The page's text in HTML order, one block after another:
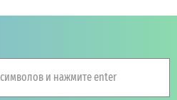
и нажмите enter